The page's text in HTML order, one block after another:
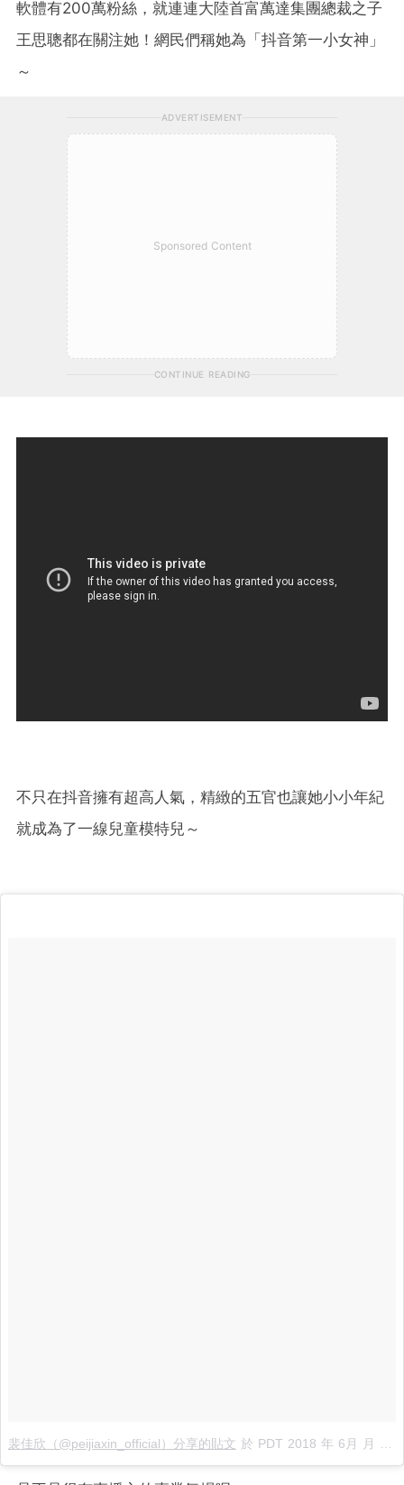
軟體有200萬粉絲，就連連大陸首富萬達集團總裁之子
王思聰都在關注她！網民們稱她為「抖音第一小女神」
～
ADVERTISEMENT
Sponsored Content
CONTINUE READING
不只在抖音擁有超高人氣，精緻的五官也讓她小小年紀
就成為了一線兒童模特兒～
裴佳欣（@peijiaxin_official）分享的貼文 於 PDT 2018 年 6月 月 15 日 上午 4:02